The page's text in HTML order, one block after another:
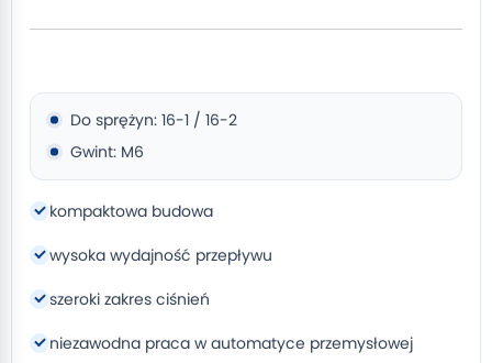
Do sprężyn: 16-1 / 16-2
Gwint: M6
kompaktowa budowa
wysoka wydajność przepływu
szeroki zakres ciśnień
niezawodna praca w automatyce przemysłowej